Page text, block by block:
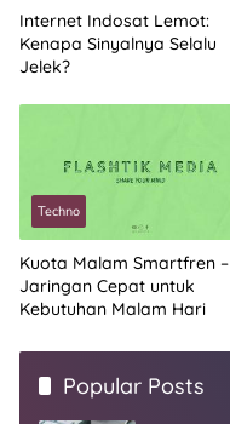
Internet Indosat Lemot:
Kenapa Sinyalnya Selalu
Jelek?
Techno
Kuota Malam Smartfren –
Jaringan Cepat untuk
Kebutuhan Malam Hari
Popular Posts